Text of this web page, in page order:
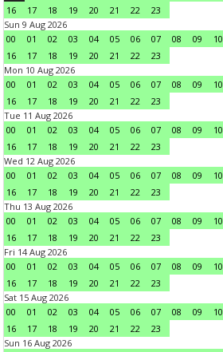
16
17 18 19 20 21 22
23
Sun 9 Aug 2026
00
01 02 03 04 05 06 07 08 09 10
16
17 18 19 20 21 22
23
Mon 10 Aug 2026
00
01 02 03 04 05 06 07 08 09 10
16
17 18 19 20 21 22
23
Tue 11 Aug 2026
00
01 02 03 04 05 06 07 08 09 10
16
17 18 19 20 21 22
23
Wed 12 Aug 2026
00
01 02 03 04 05 06 07 08 09 10
16
17 18 19 20 21 22
23
Thu 13 Aug 2026
00
01 02 03 04 05 06 07 08 09 10
16
17 18 19 20 21 22
23
Fri 14 Aug 2026
00
01 02 03 04 05 06 07 08 09 10
16
17 18 19 20 21 22
23
Sat 15 Aug 2026
00
01 02 03 04 05 06 07 08 09 10
16
17 18 19 20 21 22
23
Sun 16 Aug 2026